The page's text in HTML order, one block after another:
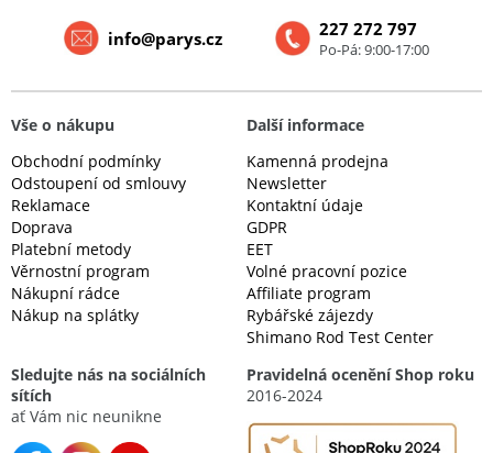
227 272 797
Po-Pá: 9:00-17:00
info@parys.cz
Vše o nákupu
Obchodní podmínky
Odstoupení od smlouvy
Reklamace
Doprava
Platební metody
Věrnostní program
Nákupní rádce
Nákup na splátky
Další informace
Kamenná prodejna
Newsletter
Kontaktní údaje
GDPR
EET
Volné pracovní pozice
Affiliate program
Rybářské zájezdy
Shimano Rod Test Center
Sledujte nás na sociálních
sítích
ať Vám nic neunikne
Pravidelná ocenění Shop roku
2016-2024